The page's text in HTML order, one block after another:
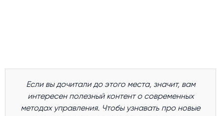
Если вы дочитали до этого места, значит, вам
интересен полезный контент о современных
методах управления. Чтобы узнавать про новые